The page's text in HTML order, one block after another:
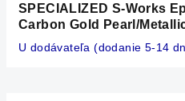
SPECIALIZED S-Works
Carbon Gold Pearl/
U dodávateľa (dodanie 5-14